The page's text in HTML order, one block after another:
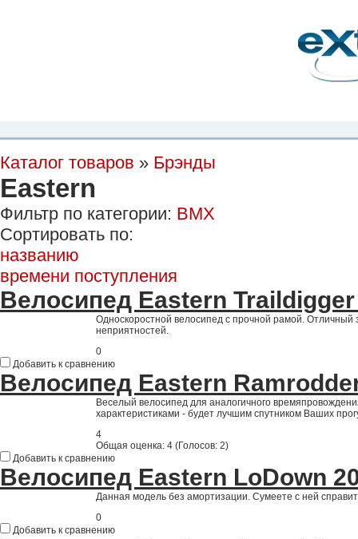
Каталог товаров » Брэнды
Eastern
Фильтр по категории: BMX
Сортировать по:
названию
времени поступления
Велосипед Eastern Traildigger
Односкоростной велосипед с прочной рамой. Отличный
неприятностей.
0
Добавить к сравнению
Велосипед Eastern
Веселый велосипед для аналогичного
характеристиками - будет лучшим спутником Ваших
4
Общая оценка: 4 (Голосов: 2)
Добавить к сравнению
Велосипед Eastern LoDown
Данная модель без амортизации. Сумеете с ней
0
Добавить к сравнению